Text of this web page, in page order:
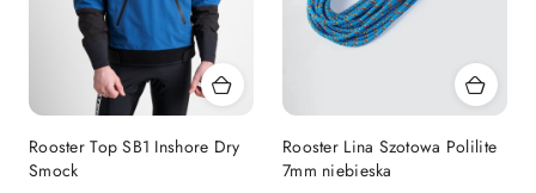
Rooster Top SB1 Inshore Dry
Smock
Rooster Lina Szotowa Polilite
7mm niebieska